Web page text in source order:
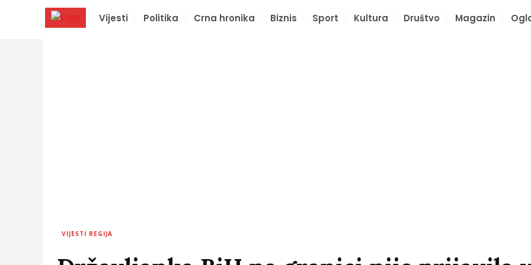
Vijesti Politika Crna hronika Biznis Sport Kultura Društvo Magazin
VIJESTI REGIJA